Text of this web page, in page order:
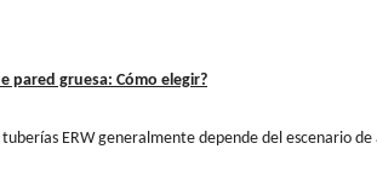
pared gruesa: Cómo elegir?
ERW generalmente depende del escenario de